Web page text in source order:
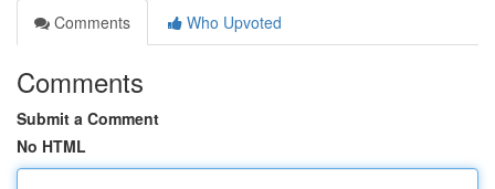
Comments
Who Upvoted
Comments
Submit a Comment
No HTML